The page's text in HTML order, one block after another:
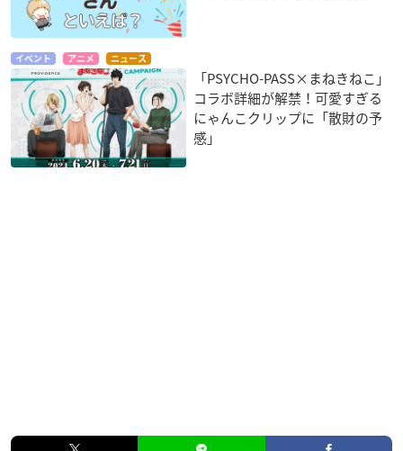
イベント アニメ ニュース
「PSYCHO-PASS×まねきねこ」
コラボ詳細が解禁！可愛すぎる
にゃんこクリップに「散財の予
感」